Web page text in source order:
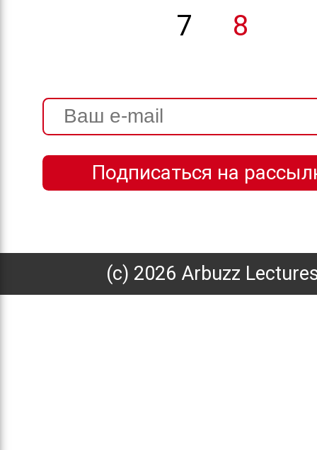
7 8
(с) 2026 Arbuzz